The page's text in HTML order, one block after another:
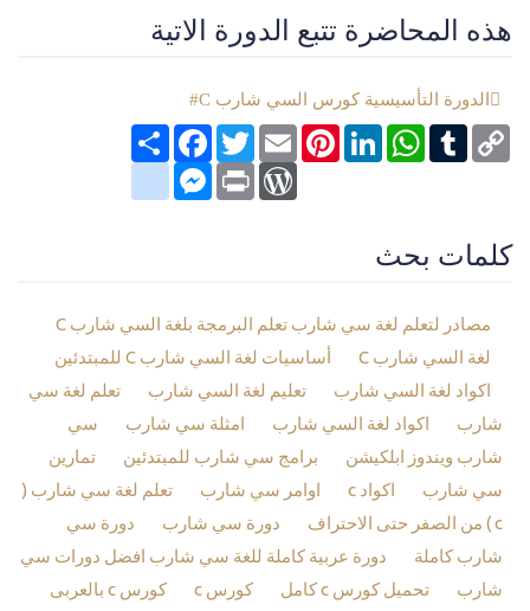
هذه المحاضرة تتبع الدورة الاتية
الدورة التأسيسية كورس السي شارب C#
انشر
FacebookTwitterEmail
PinterestLinkedIn
WhatsAppTumblr Copy
Link
google_bookmarksMessenger Print
WordPress
كلمات بحث
مصادر لتعلم لغة سي شارب تعلم البرمجة بلغة السي شارب C
لغة السي شارب C
أساسيات لغة السي شارب C للمبتدئين
اكواد لغة السي شارب
تعليم لغة السي شارب
تعلم لغة سي
شارب
اكواد لغة السي شارب امثلة سي شارب
سي
شارب ويندوز ابلكيشن
برامج سي شارب للمبتدئين
تمارين
سي شارب
اكواد c اوامر سي شارب
تعلم لغة سي شارب (
c ) من الصفر حتى الاحتراف
دورة سي شارب
دورة سي
شارب كاملة
دورة عربية كاملة للغة سي شارب افضل دورات سي
شارب
تحميل كورس c كامل كورس c
كورس c بالعربى